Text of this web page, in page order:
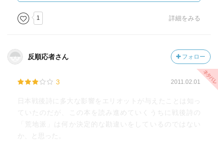
はじめに紹介したのは岩波文庫から8月に出たばかりの岩崎
宗治さんの訳です。あとの方は、僕が学生の頃に読んだ西
脇順三郎の訳です。
西脇といえば、僕らが若い頃は「泣く子も黙る」くらい偉
い人で（笑）、なんとなく手が届かない感じの人でしたけ
1 詳細をみる
反順応者さん フォロー
3 2011.02.01
日本戦後詩に多大な影響をエリオットが与えたことは知っ
ていたのだが、この本を読み進めていくうちに戦後詩の
「荒地派」は何か決定的な勘違いをしているのではない
か、と思った。